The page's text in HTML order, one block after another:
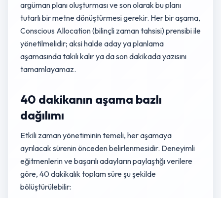
argüman planı oluşturması ve son olarak bu planı
tutarlı bir metne dönüştürmesi gerekir. Her bir aşama,
Conscious Allocation (bilinçli zaman tahsisi) prensibi ile
yönetilmelidir; aksi halde aday ya planlama
aşamasında takılı kalır ya da son dakikada yazısını
tamamlayamaz.
40 dakikanın aşama bazlı
dağılımı
Etkili zaman yönetiminin temeli, her aşamaya
ayrılacak sürenin önceden belirlenmesidir. Deneyimli
eğitmenlerin ve başarılı adayların paylaştığı verilere
göre, 40 dakikalık toplam süre şu şekilde
bölüştürülebilir: